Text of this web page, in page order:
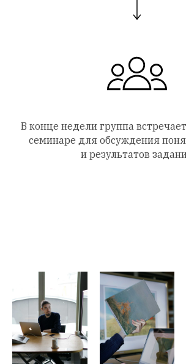
В конце недели группа
семинаре для обсуждения
и результатов